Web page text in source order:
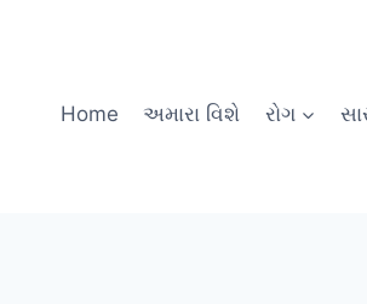
Home અમારા વિશે રોગ